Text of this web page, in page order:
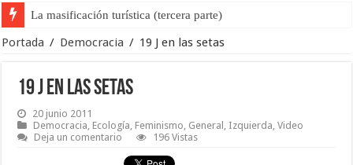
La masificación turística (tercera parte)
La opinión pública ante las próximas elecciones generales
Portada / Democracia / 19 J en las setas
19 J en las setas
20 junio 2011
Democracia, Ecología, Feminismo, General , Izquierda,Video
Deja un comentario
196 Vistas